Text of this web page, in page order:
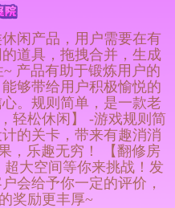
闲产品，用户需要在有
道具，拖拽合并，生成
产品有助于锻炼用户的
够带给用户积极愉悦的
。规则简单，是一款老
轻松休闲】 -游戏规则简
的关卡，带来有趣消消
，乐趣无穷！ 【翻修房
大空间等你来挑战！发
会给予你一定的评价，
奖励更丰厚~